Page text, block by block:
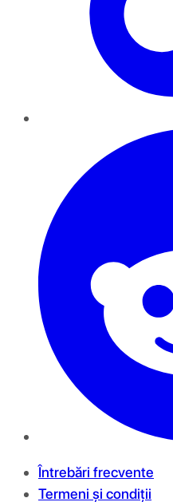
Întrebări frecvente
Termeni și condiții